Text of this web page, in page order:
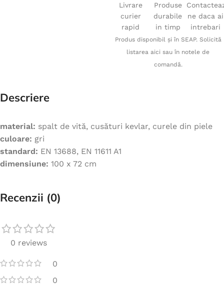
Livrare
curier
rapid
Produse
durabile
in timp
ne daca ai
intrebari
Produs disponibil și în SEAP. Solicită
listarea aici sau în notele de
comandă.
Descriere
material: spalt de vită, cusături kevlar, curele din piele
culoare: gri
standard: EN 13688, EN 11611 A1
dimensiune: 100 x 72 cm
Recenzii (0)
0 reviews
0
0